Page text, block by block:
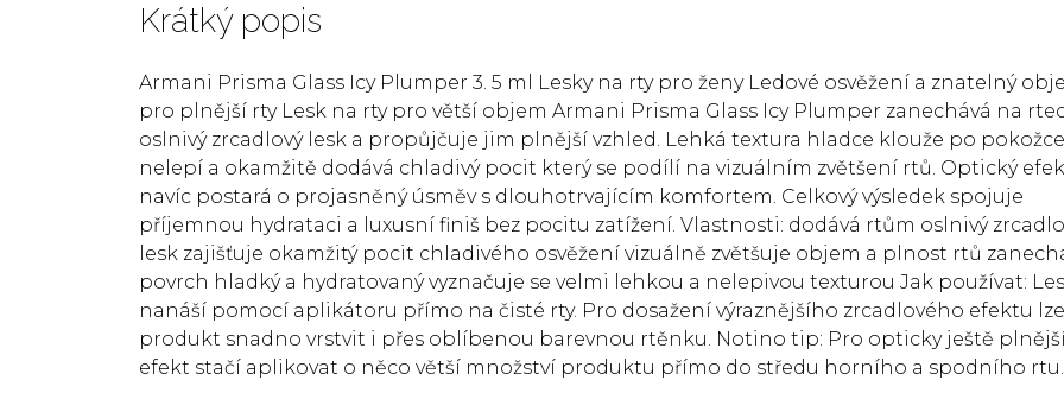
Krátký popis
Armani Prisma Glass Icy Plumper 3. 5 ml Lesky na rty pro ženy Ledové osvěžení a znatelný
pro plnější rty Lesk na rty pro větší objem Armani Prisma Glass Icy Plumper zanechává na
oslnivý zrcadlový lesk a propůjčuje jim plnější vzhled. Lehká textura hladce klouže po pokožce
nelepí a okamžitě dodává chladivý pocit který se podílí na vizuálním zvětšení rtů. Optický
navíc postará o projasněný úsměv s dlouhotrvajícím komfortem. Celkový výsledek spojuje
příjemnou hydrataci a luxusní finiš bez pocitu zatížení. Vlastnosti: dodává rtům oslnivý
lesk zajišťuje okamžitý pocit chladivého osvěžení vizuálně zvětšuje objem a plnost rtů
povrch hladký a hydratovaný vyznačuje se velmi lehkou a nelepivou texturou Jak používat:
nanáší pomocí aplikátoru přímo na čisté rty. Pro dosažení výraznějšího zrcadlového efektu lze
produkt snadno vrstvit i přes oblíbenou barevnou rtěnku. Notino tip: Pro opticky ještě
efekt stačí aplikovat o něco větší množství produktu přímo do středu horního a spodního rtu.